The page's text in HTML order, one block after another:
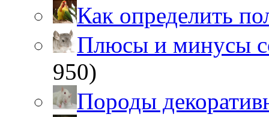
Как определить
Плюсы и минусы
950)
Породы